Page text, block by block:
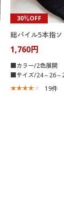
30％OFF
総パイル5本指
1,760円
■カラー/2色展開
■サイズ/24～26～
19件